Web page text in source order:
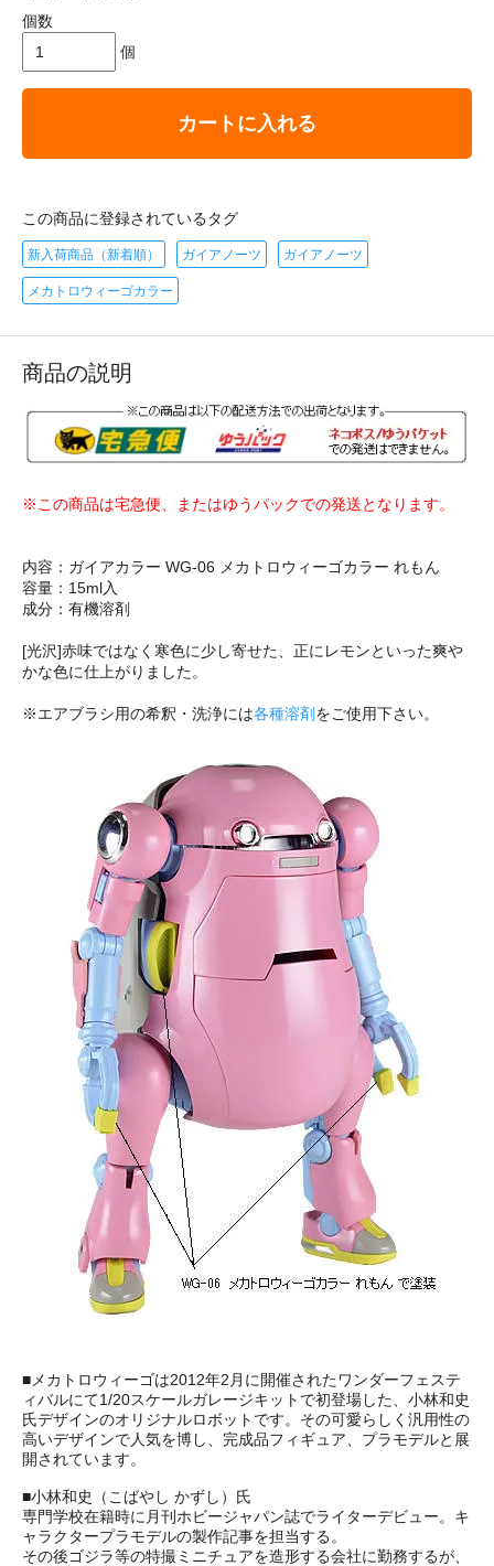
個数
個
カートに入れる
この商品に登録されているタグ
新入荷商品（新着順） ガイアノーツ ガイアノーツ
メカトロウィーゴカラー
商品の説明
※この商品は宅急便、またはゆうパックでの発送となります。
内容：ガイアカラー WG-06 メカトロウィーゴカラー れもん
容量：15ml入
成分：有機溶剤
[光沢]赤味ではなく寒色に少し寄せた、正にレモンといった爽や
かな色に仕上がりました。
※エアブラシ用の希釈・洗浄には各種溶剤 をご使用下さい。
■メカトロウィーゴは2012年2月に開催されたワンダーフェステ
ィバルにて1/20スケールガレージキットで初登場した、小林和史
氏デザインのオリジナルロボットです。その可愛らしく汎用性の
高いデザインで人気を博し、完成品フィギュア、プラモデルと展
開されています。
■小林和史（こばやし かずし）氏
専門学校在籍時に月刊ホビージャパン誌でライターデビュー。キ
ャラクタープラモデルの製作記事を担当する。
その後ゴジラ等の特撮ミニチュアを造形する会社に勤務するが、